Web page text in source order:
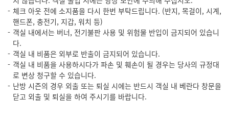
체크 아웃 전에 소지품을 다시 한번 부탁드립니다. (반지, 목걸이, 시계,
핸드폰, 충전기, 지갑, 워치 등)
객실 내에서는 버너, 전기불판 사용 및 위험물 반입이 금지되어 있습니
다.
객실 내 비품은 외부로 반출이 금지되어 있습니다.
객실 내 비품을 사용하시다가 파손 및 훼손이 될 경우는 당사의 규정대
로 변상 청구할 수 있습니다.
난방 시즌의 경우 외출 또는 퇴실 시에는 반드시 객실 내 베란다 창문을
닫고 외출 및 퇴실을 하여 주시기를 바랍니다.